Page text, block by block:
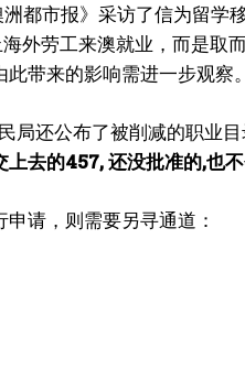
都市报》采访了信为留学
外劳工来澳就业，而是取
带来的影响需进一步观察。
局还公布了被削减的职业目
去的457, 还没批准的,也不
请，则需要另寻通道：